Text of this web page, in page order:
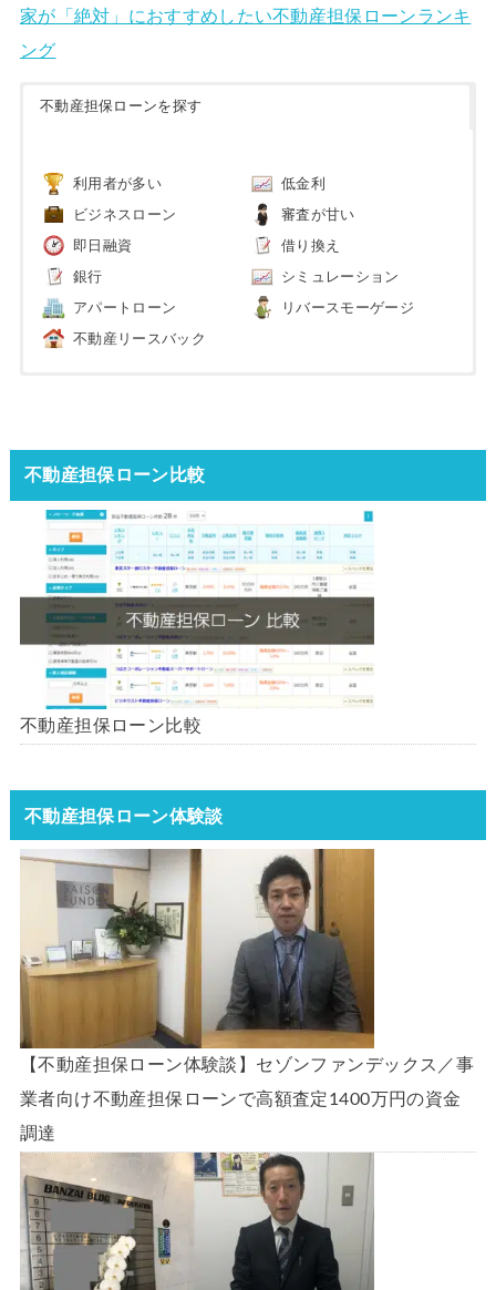
家が「絶対」におすすめしたい不動産担保ローンランキ
ング
不動産担保ローンを探す
利用者が多い 低金利
ビジネスローン 審査が甘い
即日融資 借り換え
銀行 シミュレーション
アパートローン リバースモーゲージ
不動産リースバック
不動産担保ローン比較
不動産担保ローン比較
不動産担保ローン体験談
【不動産担保ローン体験談】セゾンファンデックス／事
業者向け不動産担保ローンで高額査定1400万円の資金
調達